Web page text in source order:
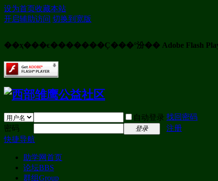
设为首页收藏本站
开启辅助访问 切换到宽版
��ҳ���ϵ�������Ҫ���°汾�� Adobe Flash
自动登录 找回密码
密码
登录
注册
快捷导航
助学网首页
论坛BBS
群组Group